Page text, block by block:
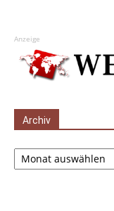
Anzeige
Archiv
Archiv